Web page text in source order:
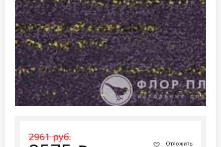
2961 руб.
Отложить